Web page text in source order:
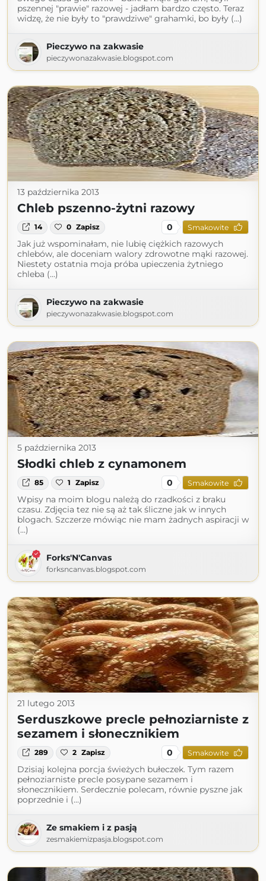
pszennej "prawie" razowej - jadłam bardzo często. Teraz
widzę, że nie były to "prawdziwe" grahamki, bo były (...)
Pieczywo na zakwasie
pieczywonazakwasie.blogspot.com
13 października 2013
Chleb pszenno-żytni razowy
14 0 Zapisz 0 Smakowite
Jak już wspominałam, nie lubię ciężkich razowych
chlebów, ale doceniam walory zdrowotne mąki razowej.
Niestety ostatnia moja próba upieczenia żytniego
chleba (...)
Pieczywo na zakwasie
pieczywonazakwasie.blogspot.com
5 października 2013
Słodki chleb z cynamonem
85 1 Zapisz 0 Smakowite
Wpisy na moim blogu należą do rzadkości z braku
czasu. Zdjęcia tez nie są aż tak śliczne jak w innych
blogach. Szczerze mówiąc nie mam żadnych aspiracji w
(...)
Forks'N'Canvas
forksncanvas.blogspot.com
21 lutego 2013
Serduszkowe precle pełnoziarniste z
sezamem i słonecznikiem
289 2 Zapisz 0 Smakowite
Dzisiaj kolejna porcja świeżych bułeczek. Tym razem
pełnoziarniste precle posypane sezamem i
słonecznikiem. Serdecznie polecam, równie pyszne jak
poprzednie i (...)
Ze smakiem i z pasją
zesmakiemizpasja.blogspot.com